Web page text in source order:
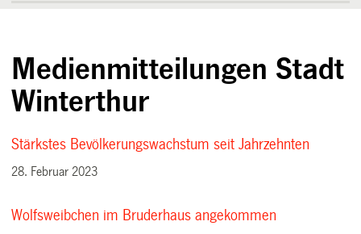
Medienmitteilungen Stadt
Winterthur
Stärkstes Bevölkerungswachstum seit Jahrzehnten
28. Februar 2023
Wolfsweibchen im Bruderhaus angekommen